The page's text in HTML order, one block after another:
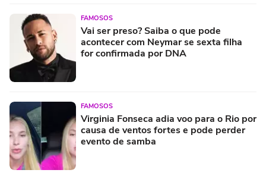
FAMOSOS
Vai ser preso? Saiba o que pode
acontecer com Neymar se sexta filha
for confirmada por DNA
FAMOSOS
Virginia Fonseca adia voo para o Rio por
causa de ventos fortes e pode perder
evento de samba